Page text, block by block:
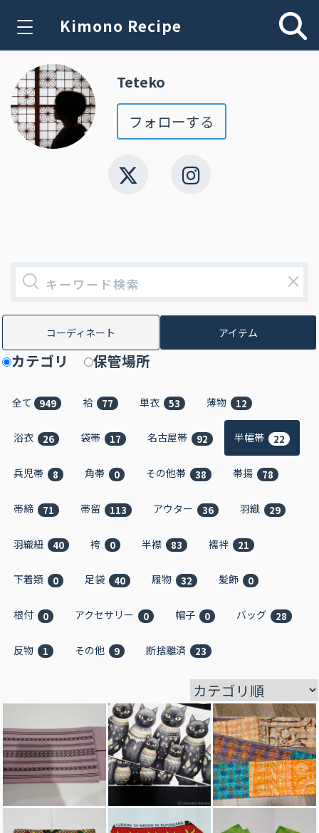
Kimono Recipe
Teteko
フォローする
×
コーディネート アイテム
カテゴリ 保管場所
全て 949 袷 77 単衣 53 薄物 12
浴衣 26 袋帯 17 名古屋帯 92 半幅帯 22
兵児帯 8 角帯 0 その他帯 38 帯揚 78
帯締 71 帯留 113 アウター 36 羽織 29
羽織紐 40 袴 0 半襟 83 襦袢 21
下着類 0 足袋 40 履物 32 髪飾 0
根付 0 アクセサリー 0 帽子 0 バッグ 28
反物 1 その他 9 断捨離済 23